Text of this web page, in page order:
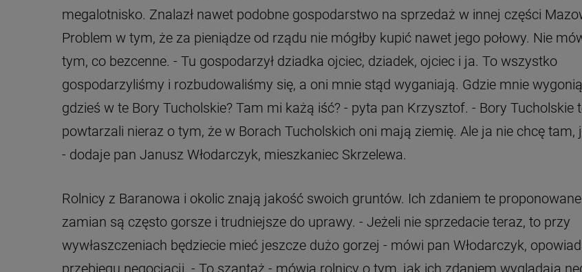
megalotnisko. Znalazł nawet podobne gospodarstwo na sprzedaż w innej części
Problem w tym, że za pieniądze od rządu nie mógłby kupić nawet jego połowy. Nie
tym, co bezcenne. - Tu gospodarzył dziadka ojciec, dziadek, ojciec i ja. To wszystko
gospodarzyliśmy i rozbudowaliśmy się, a oni mnie stąd wyganiają. Gdzie mnie
gdzieś w te Bory Tucholskie? Tam mi każą iść? - pyta pan Krzysztof. - Bory Tucholskie
powtarzali nieraz o tym, że w Borach Tucholskich oni mają ziemię. Ale ja nie chcę tam,
- dodaje pan Janusz Włodarczyk, mieszkaniec Skrzelewa.
Rolnicy z Baranowa i okolic znają jakość swoich gruntów. Ich zdaniem te
zamian są często gorsze i trudniejsze do uprawy. - Jeżeli nie sprzedacie teraz, to przy
wywłaszczeniach będziecie mieć jeszcze dużo gorzej - mówi pan Włodarczyk,
przebiegu negocjacji. - To szantaż - mówią rolnicy o tym, jak ich zdaniem wyglądają